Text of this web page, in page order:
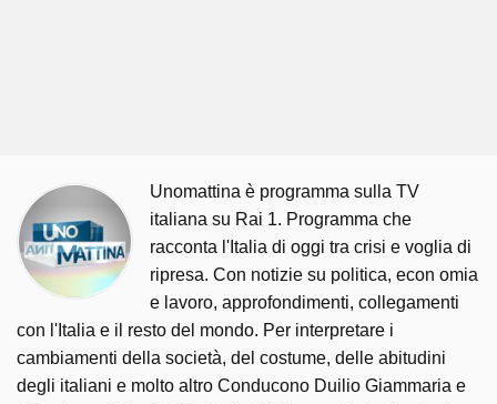
Unomattina è programma sulla TV
italiana su Rai 1. Programma che
racconta l'Italia di oggi tra crisi e voglia di
ripresa. Con notizie su politica, econ omia
e lavoro, approfondimenti, collegamenti
con l'Italia e il resto del mondo. Per interpretare i
cambiamenti della società, del costume, delle abitudini
degli italiani e molto altro Conducono Duilio Giammaria e